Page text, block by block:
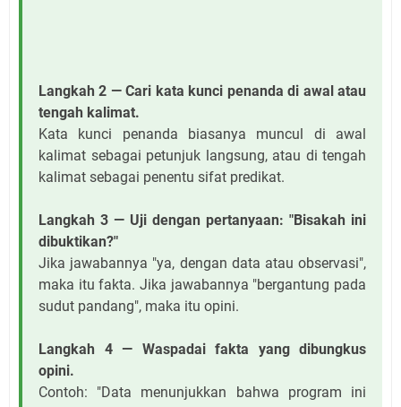
Langkah 2 — Cari kata kunci penanda di awal atau
tengah kalimat.
Kata kunci penanda biasanya muncul di awal
kalimat sebagai petunjuk langsung, atau di tengah
kalimat sebagai penentu sifat predikat.
Langkah 3 — Uji dengan pertanyaan: "Bisakah ini
dibuktikan?"
Jika jawabannya "ya, dengan data atau observasi",
maka itu fakta. Jika jawabannya "bergantung pada
sudut pandang", maka itu opini.
Langkah 4 — Waspadai fakta yang dibungkus
opini.
Contoh: "Data menunjukkan bahwa program ini